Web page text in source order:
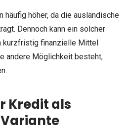
höher, da die ausländische
Dennoch kann ein solcher
kurzfristig finanzielle Mittel
andere Möglichkeit besteht,
Kredit als